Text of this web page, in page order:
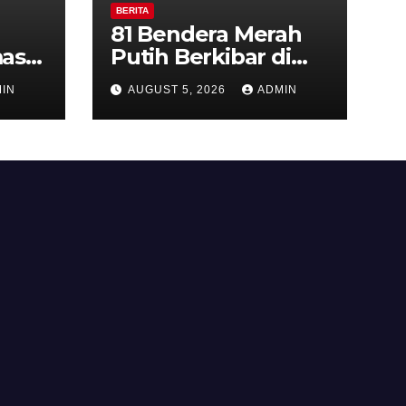
BERITA
81 Bendera Merah
Putih Berkibar di
MIN 3 Semarang,
Bhabinkamtibmas
Desa Timpik Hadiri
81 Kemerdekaan RI
AUGUST 5, 2026 ADMIN